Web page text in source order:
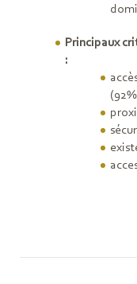
Principaux
: